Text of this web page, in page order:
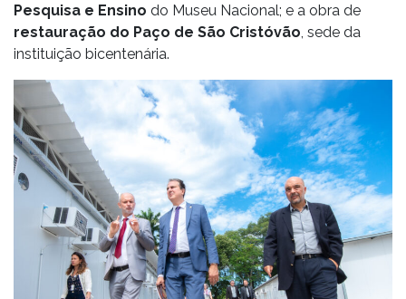
Pesquisa e Ensino do Museu Nacional; e a obra de
restauração do Paço de São Cristóvão , sede da
instituição bicentenária.